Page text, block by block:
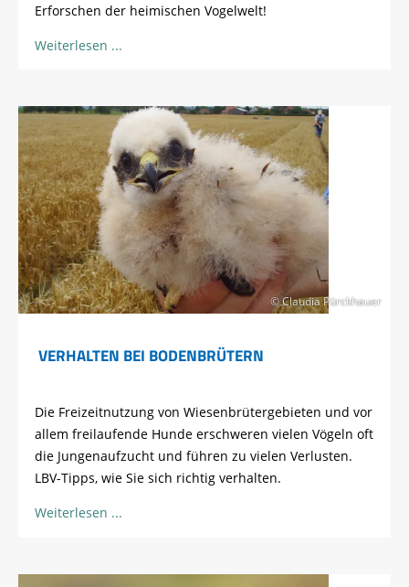
Erforschen der heimischen Vogelwelt!
Weiterlesen
© Claudia Pürckhauer
VERHALTEN BEI BODENBRÜTERN
Die Freizeitnutzung von Wiesenbrütergebieten und vor
allem freilaufende Hunde erschweren vielen Vögeln oft
die Jungenaufzucht und führen zu vielen Verlusten.
LBV-Tipps, wie Sie sich richtig verhalten.
Weiterlesen